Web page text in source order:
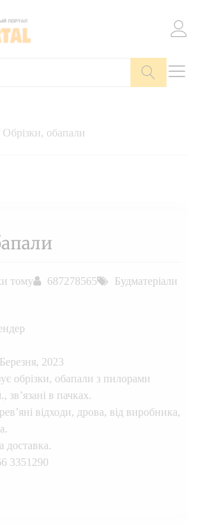
Обрізки, обапали
тому 687278565
Будматеріали
2023
обрізки, обапали з пилорами
зв’язані в пачках.
відходи, дрова, від виробника,
доставка.
3351290